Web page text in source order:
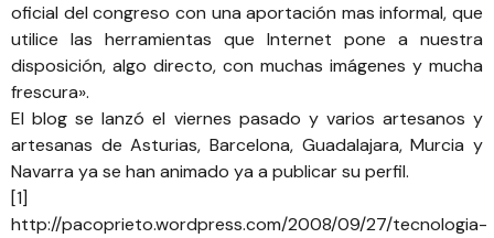
oficial del congreso con una aportación mas informal, que
utilice las herramientas que Internet pone a nuestra
disposición, algo directo, con muchas imágenes y mucha
frescura».
El blog se lanzó el viernes pasado y varios artesanos y
artesanas de Asturias, Barcelona, Guadalajara, Murcia y
Navarra ya se han animado ya a publicar su perfil.
[1]
http://pacoprieto.wordpress.com/2008/09/27/tecnologia-